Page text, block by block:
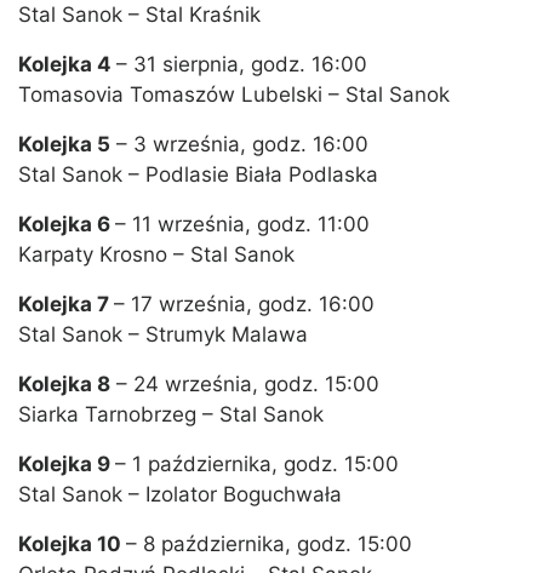
Stal Sanok – Stal Kraśnik
Kolejka 4 – 31 sierpnia, godz. 16:00
Tomasovia Tomaszów Lubelski – Stal Sanok
Kolejka 5 – 3 września, godz. 16:00
Stal Sanok – Podlasie Biała Podlaska
Kolejka 6 – 11 września, godz. 11:00
Karpaty Krosno – Stal Sanok
Kolejka 7 – 17 września, godz. 16:00
Stal Sanok – Strumyk Malawa
Kolejka 8 – 24 września, godz. 15:00
Siarka Tarnobrzeg – Stal Sanok
Kolejka 9 – 1 października, godz. 15:00
Stal Sanok – Izolator Boguchwała
Kolejka 10 – 8 października, godz. 15:00